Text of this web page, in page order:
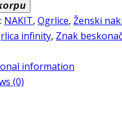
NAKIT, Ogrlice, Ženski
infinity, Znak
information
(0)